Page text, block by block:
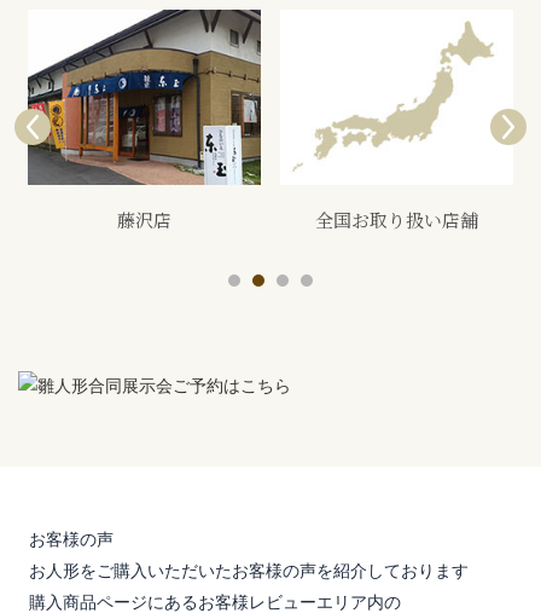
全国お取り扱い店舗 展示会
お客様の声
お人形をご購入いただいたお客様の声を紹介しております
購入商品ページにあるお客様レビューエリア内の